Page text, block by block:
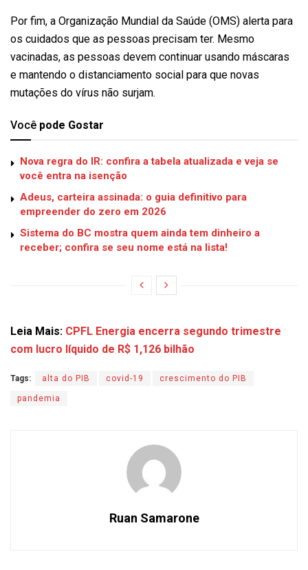
Por fim, a Organização Mundial da Saúde (OMS) alerta para
os cuidados que as pessoas precisam ter. Mesmo
vacinadas, as pessoas devem continuar usando máscaras
e mantendo o distanciamento social para que novas
mutações do vírus não surjam.
Você pode Gostar
Nova regra do IR: confira a tabela atualizada e veja se
você entra na isenção
Adeus, carteira assinada: o guia definitivo para
empreender do zero em 2026
Sistema do BC mostra quem ainda tem dinheiro a
receber; confira se seu nome está na lista!
Leia Mais: CPFL Energia encerra segundo trimestre
com lucro líquido de R$ 1,126 bilhão
Tags: alta do PIB covid-19 crescimento do PIB
pandemia
Ruan Samarone